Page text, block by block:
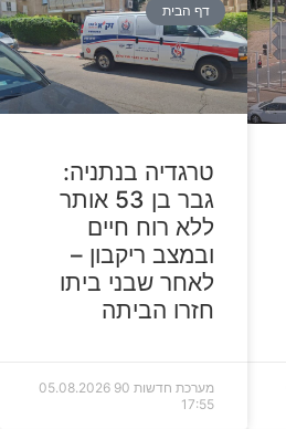
דף הבית
טרגדיה בנתניה:
גבר בן 53 אותר
ללא רוח חיים
ובמצב ריקבון –
לאחר שבני ביתו
חזרו הביתה
מערכת חדשות 90
05.08.2026
17:55